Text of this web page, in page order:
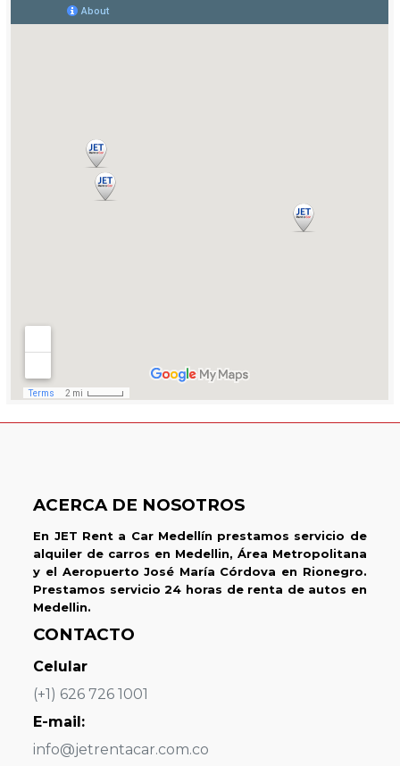
ACERCA DE NOSOTROS
En JET Rent a Car Medellín prestamos servicio de
alquiler de carros en Medellin, Área Metropolitana
y el Aeropuerto José María Córdova en Rionegro.
Prestamos servicio 24 horas de renta de autos en
Medellin.
CONTACTO
Celular
(+1) 626 726 1001
E-mail:
info@jetrentacar.com.co